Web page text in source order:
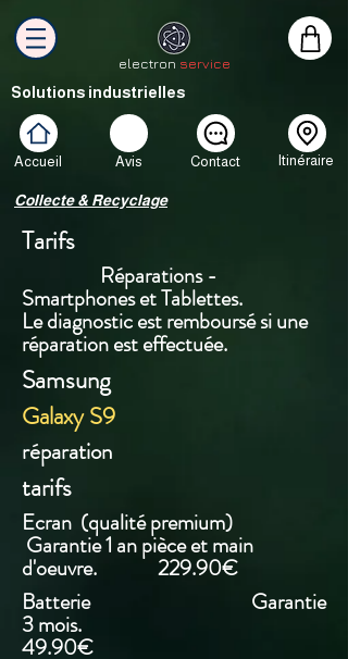
electron service
Solutions industrielles
Accueil Avis Contact Itinéraire
Collecte & Recyclage
Tarifs
Réparations -
Smartphones et Tablettes.
Le diagnostic est remboursé si une
réparation est effectuée.
Samsung
Galaxy S9
réparation
tarifs
Ecran (qualité premium)
Garantie 1 an pièce et main
d'oeuvre. 229.90€
Batterie Garantie
3 mois.
49.90€